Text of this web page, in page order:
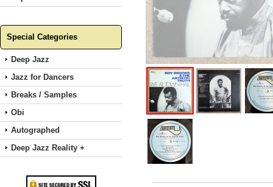
Special Categories
Deep Jazz
Jazz for Dancers
Breaks / Samples
Obi
Autographed
Deep Jazz Reality +